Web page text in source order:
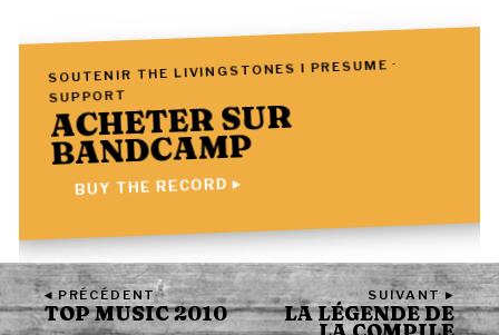
SOUTENIR THE LIVINGSTONES I PRESUME ·
SUPPORT
ACHETER SUR
BANDCAMP
BUY THE RECORD ▸
◂ PRÉCÉDENT
TOP MUSIC 2010
SUIVANT ▸
LA LÉGENDE DE